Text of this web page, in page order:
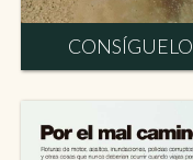
CONSÍGUELO